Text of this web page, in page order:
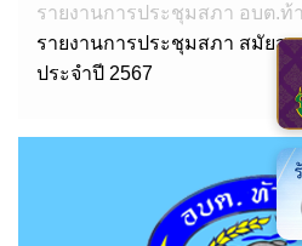
รายงานการประชุมสภา อบต.ท้
รายงานการประชุมสภา สมัยส
ประจำปี 2567